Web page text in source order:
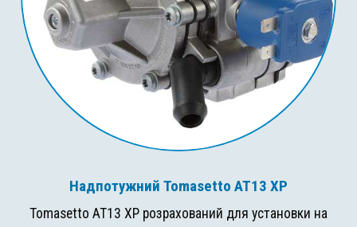
Надпотужний Tomasetto AT13 XP
Tomasetto AT13 XP розрахований для установки на